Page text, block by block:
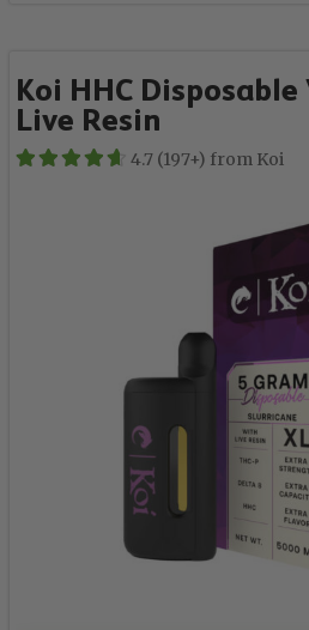
Koi HHC
Live Resin
4.7 (197+) from Koi